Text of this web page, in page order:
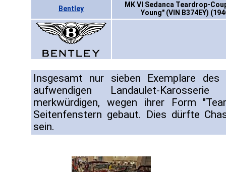
Bentley
MK VI Sedanca Teardrop-
Young" (VIN B374EY)
Insgesamt nur sieben Exemplare
aufwendigen Landaulet-
merkwürdigen, wegen ihrer Form
Seitenfenstern gebaut. Dies dürfte
sein.